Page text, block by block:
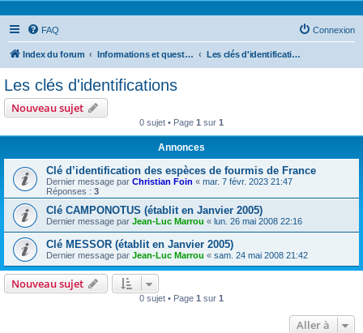
FAQ Connexion
Index du forum Informations et questions taxonomiques Les clés d'identifications
Les clés d'identifications
Nouveau sujet
0 sujet • Page 1 sur 1
Annonces
Clé d’identification des espèces de fourmis de France
Dernier message par Christian Foin « mar. 7 févr. 2023 21:47
Réponses : 3
Clé CAMPONOTUS (établit en Janvier 2005)
Dernier message par Jean-Luc Marrou « lun. 26 mai 2008 22:16
Clé MESSOR (établit en Janvier 2005)
Dernier message par Jean-Luc Marrou « sam. 24 mai 2008 21:42
Nouveau sujet
0 sujet • Page 1 sur 1
Aller à